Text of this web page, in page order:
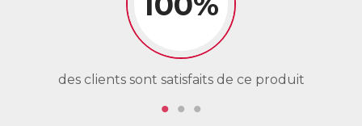
protéger les yeux et maintenir un confort visuel en cas de
fortes expositions aux écrans (ordinateur, téléphone, tv,
tablette) et à la lumière bleue.
6016797
3401560167979
des clients sont satisfaits de ce produit